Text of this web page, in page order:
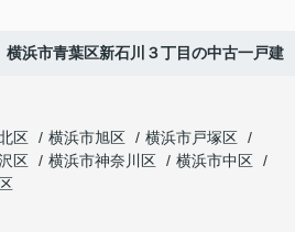
横浜市青葉区新石川３丁目の中古一戸建
区 横浜市旭区
横浜市戸塚区
区 横浜市神奈川区
横浜市中区